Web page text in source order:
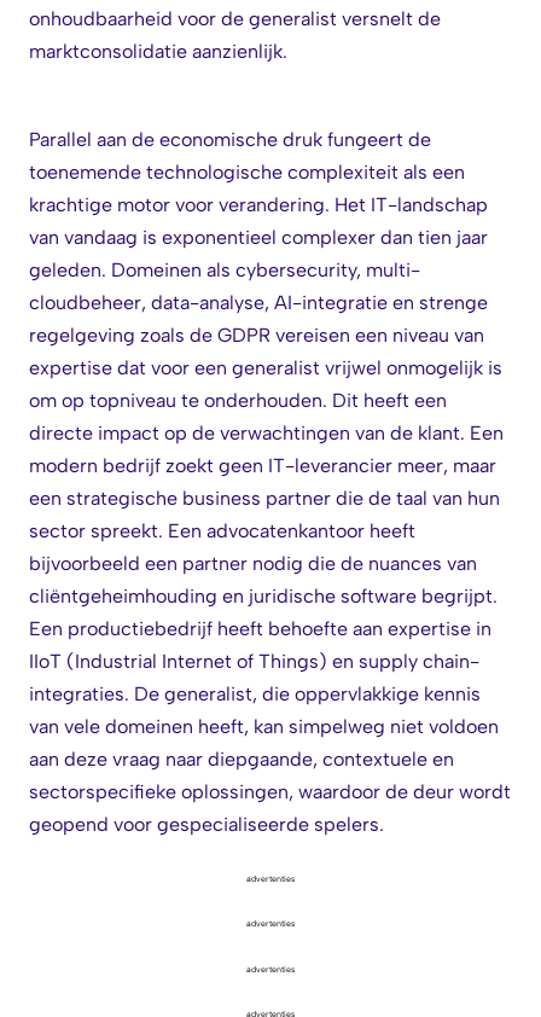
onhoudbaarheid voor de generalist versnelt de
marktconsolidatie aanzienlijk.
Parallel aan de economische druk fungeert de
toenemende technologische complexiteit als een
krachtige motor voor verandering. Het IT-landschap
van vandaag is exponentieel complexer dan tien jaar
geleden. Domeinen als cybersecurity, multi-
cloudbeheer, data-analyse, AI-integratie en strenge
regelgeving zoals de GDPR vereisen een niveau van
expertise dat voor een generalist vrijwel onmogelijk is
om op topniveau te onderhouden. Dit heeft een
directe impact op de verwachtingen van de klant. Een
modern bedrijf zoekt geen IT-leverancier meer, maar
een strategische business partner die de taal van hun
sector spreekt. Een advocatenkantoor heeft
bijvoorbeeld een partner nodig die de nuances van
cliëntgeheimhouding en juridische software begrijpt.
Een productiebedrijf heeft behoefte aan expertise in
IIoT (Industrial Internet of Things) en supply chain-
integraties. De generalist, die oppervlakkige kennis
van vele domeinen heeft, kan simpelweg niet voldoen
aan deze vraag naar diepgaande, contextuele en
sectorspecifieke oplossingen, waardoor de deur wordt
geopend voor gespecialiseerde spelers.
advertenties
advertenties
advertenties
advertenties